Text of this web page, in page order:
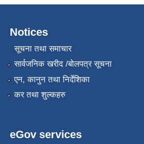
Notices
सूचना तथा समाचार
सार्वजनिक खरीद /बोलपत्र सूचना
एन, कानुन तथा निर्देशिका
कर तथा शुल्कहरु
eGov services